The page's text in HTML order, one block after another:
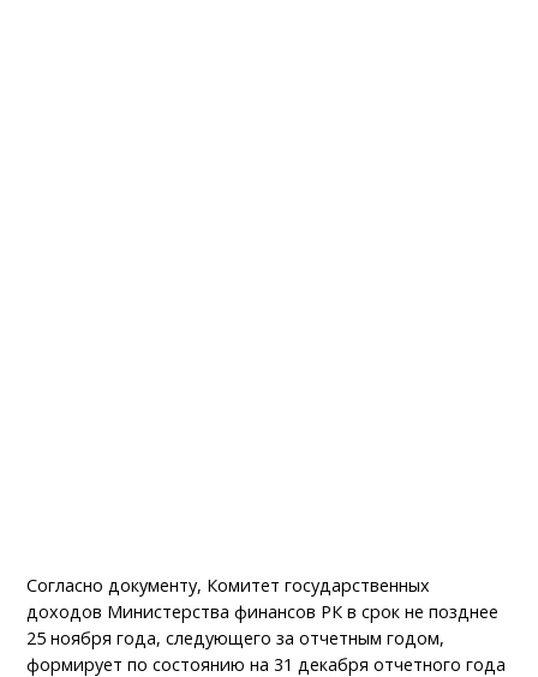
Согласно документу, Комитет государственных
доходов Министерства финансов РК в срок не позднее
25 ноября года, следующего за отчетным годом,
формирует по состоянию на 31 декабря отчетного года